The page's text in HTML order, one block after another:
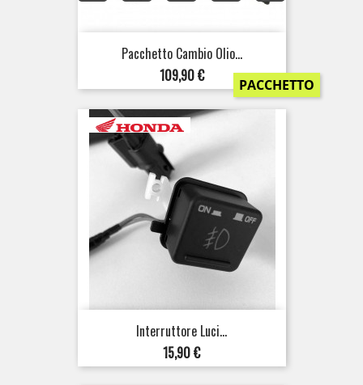
Pacchetto Cambio Olio...
Prezzo
109,90 € PACCHETTO
Interruttore Luci...
Prezzo
15,90 €